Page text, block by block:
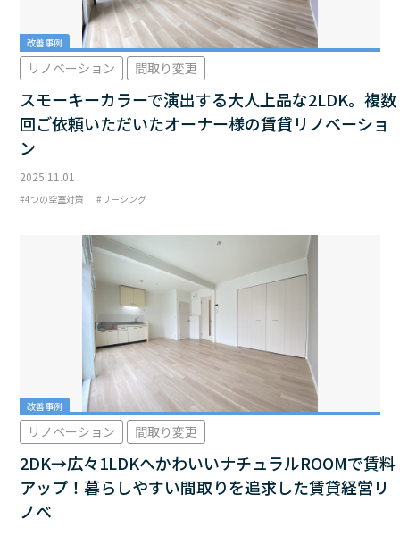
改善事例
リノベーション 間取り変更
スモーキーカラーで演出する大人上品な2LDK。複数
回ご依頼いただいたオーナー様の賃貸リノベーショ
ン
2025.11.01
4つの空室対策 リーシング
改善事例
リノベーション 間取り変更
2DK→広々1LDKへかわいいナチュラルROOMで賃料
アップ！暮らしやすい間取りを追求した賃貸経営リ
ノベ